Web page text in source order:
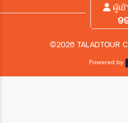
ผู้เข้
©2026 TALADTOUR
Powered by